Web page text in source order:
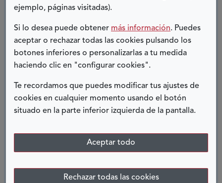
ejemplo, páginas visitadas).
Si lo desea puede obtener más información. Puedes
aceptar o rechazar todas las cookies pulsando los
botones inferiores o personalizarlas a tu medida
haciendo clic en "configurar cookies".
Te recordamos que puedes modificar tus ajustes de
cookies en cualquier momento usando el botón
situado en la parte inferior izquierda de la pantalla.
Aceptar todo
Rechazar todas las cookies
eso sea posible, ser agentes activos del cambio.
¿Cómo te sentirías si te hicieran sentir mal por
parecer diferente? ¿Cómo te sentirías si te
apartaran por tener un problema de salud
mental? ¿Cómo te sentirías si te quitaran tus
derechos? ¿Cómo te sentirías si no se te diera la
La sociedad necesita enriquecerse con cada uno